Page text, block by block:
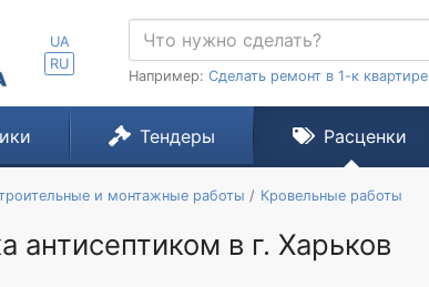
UA
RU
Например: Сделать ремонт в 1-к квартире
Тендеры Расценки
и монтажные работы Кровельные работы
антисептиком в г. Харьков